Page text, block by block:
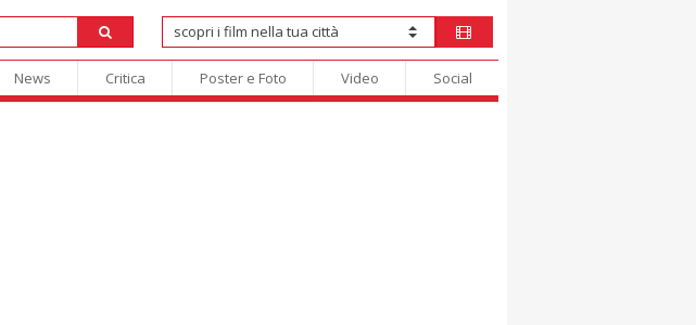
News Critica Poster e Foto Video Social